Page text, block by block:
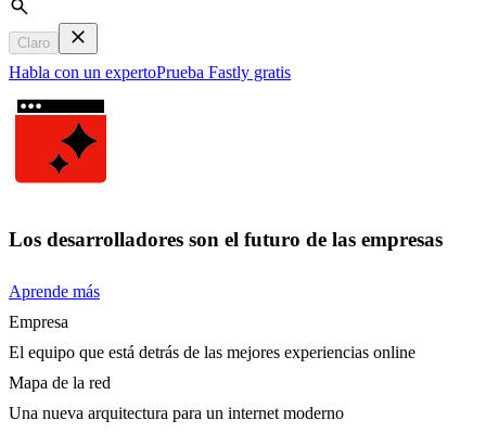
Search
Claro
Habla con un expertoPrueba Fastly gratis
Los desarrolladores son el futuro de las empresas
Aprende más
Empresa
El equipo que está detrás de las mejores experiencias online
Mapa de la red
Una nueva arquitectura para un internet moderno